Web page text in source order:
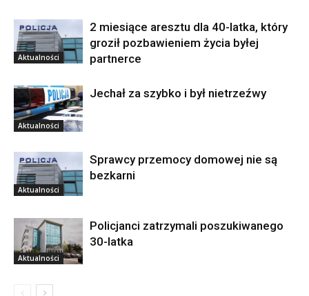
Aktualności
2 miesiące aresztu dla 40-latka, który
groził pozbawieniem życia byłej
partnerce
Aktualności
Jechał za szybko i był nietrzeźwy
Aktualności
Sprawcy przemocy domowej nie są
bezkarni
Aktualności
Policjanci zatrzymali poszukiwanego
30-latka